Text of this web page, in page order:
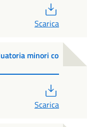
Scarica
minori co
Scarica